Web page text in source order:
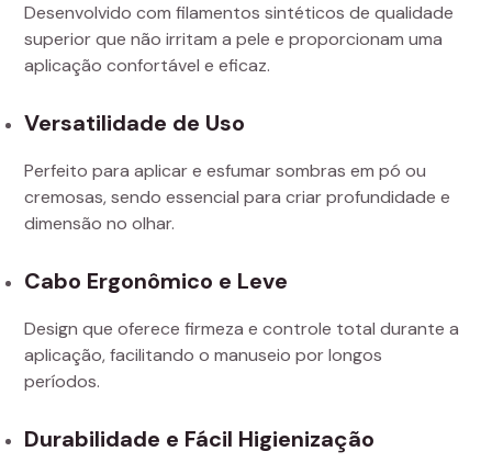
Desenvolvido com filamentos sintéticos de qualidade
superior que não irritam a pele e proporcionam uma
aplicação confortável e eficaz.
Versatilidade de Uso
Perfeito para aplicar e esfumar sombras em pó ou
cremosas, sendo essencial para criar profundidade e
dimensão no olhar.
Cabo Ergonômico e Leve
Design que oferece firmeza e controle total durante a
aplicação, facilitando o manuseio por longos
períodos.
Durabilidade e Fácil Higienização